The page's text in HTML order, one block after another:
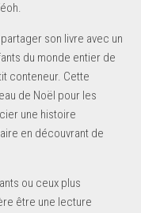
son livre avec un
du monde entier de
conteneur. Cette
de Noël pour les
une histoire
en découvrant de
ou ceux plus
être une lecture